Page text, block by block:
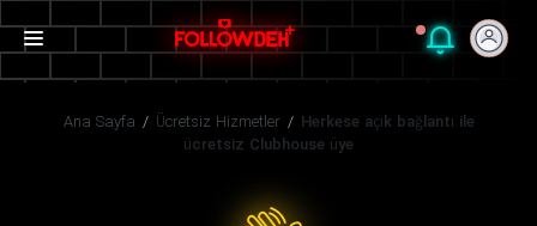
Ana Sayfa / Ücretsiz Hizmetler / Herkese açık bağlantı ile
ücretsiz Clubhouse üye